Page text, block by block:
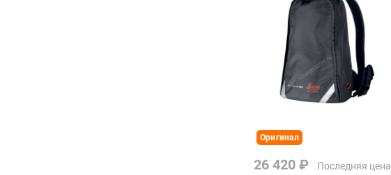
Оригинал
26 420 ₽ Последняя цена